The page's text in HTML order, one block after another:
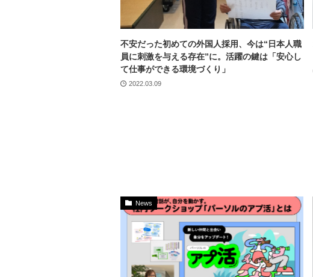
不安だった初めての外国人採用、今は“日本人職
員に刺激を与える存在”に。活躍の鍵は「安心し
て仕事ができる環境づくり」
2022.03.09
News